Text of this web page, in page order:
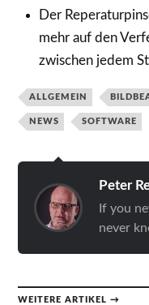
Der
mehr auf den
zwischen jedem
ALLGEMEIN
NEWS SOFTWARE
Peter
If you
never
WEITERE ARTIKEL →